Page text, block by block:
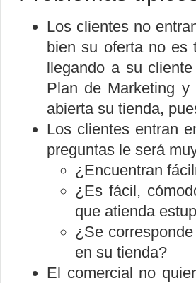
Los clientes no
bien su oferta no es
llegando a su
Plan de Marketing
abierta su tienda,
Los clientes entran
preguntas le será
¿Encuentran
¿Es fácil,
que atienda
¿Se
en su tienda?
El comercial no